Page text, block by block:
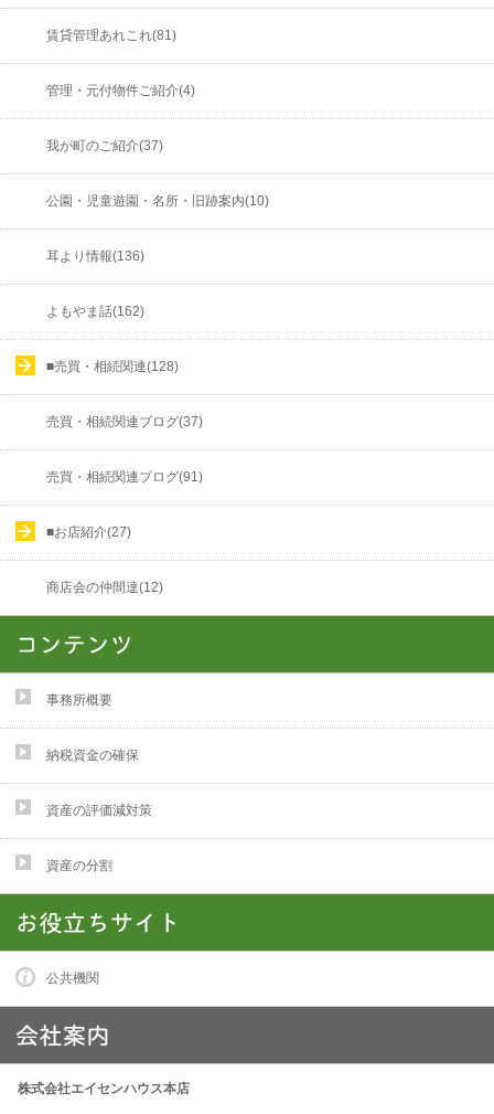
賃貸管理あれこれ(81)
管理・元付物件ご紹介(4)
我が町のご紹介(37)
公園・児童遊園・名所・旧跡案内(10)
耳より情報(136)
よもやま話(162)
■売買・相続関連(128)
売買・相続関連ブログ(37)
売買・相続関連ブログ(91)
■お店紹介(27)
商店会の仲間達(12)
事務所概要
納税資金の確保
資産の評価減対策
資産の分割
公共機関
株式会社エイセンハウス本店